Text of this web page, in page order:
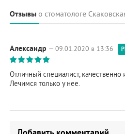
Отзывы о стоматологе
Александр — 09.01.2020 в 13:36
Отличный специалист, качественно
Лечимся только у нее.